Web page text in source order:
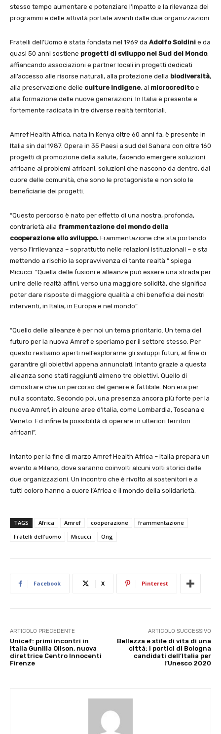
stesso tempo aumentare e potenziare l’impatto e la rilevanza dei
programmi e delle attività portate avanti dalle due organizzazioni.
Fratelli dell’Uomo è stata fondata nel 1969 da Adolfo Soldini e da
quasi 50 anni sostiene progetti di sviluppo nel Sud del Mondo,
affiancando associazioni e partner locali in progetti dedicati
all’accesso alle risorse naturali, alla protezione della biodiversità,
alla preservazione delle culture indigene, al microcreditoe
alla formazione delle nuove generazioni. In Italia è presente e
fortemente radicata in tre diverse realtà territoriali.
Amref Health Africa, nata in Kenya oltre 60 anni fa, è presente in
Italia sin dal 1987. Opera in 35 Paesi a sud del Sahara con oltre 160
progetti di promozione della salute, facendo emergere soluzioni
africane ai problemi africani, soluzioni che nascono da dentro, dal
cuore delle comunità, che sono le protagoniste e non solo le
beneficiarie dei progetti.
“Questo percorso è nato per effetto di una nostra, profonda,
contrarietà alla frammentazione del mondo della
cooperazione allo sviluppo. Frammentazione che sta portando
verso l’irrilevanza – soprattutto nelle relazioni istituzionali – e sta
mettendo a rischio la sopravvivenza di tante realtà ” spiega
Micucci. “Quella delle fusioni e alleanze può essere una strada per
unire delle realtà affini, verso una maggiore solidità, che significa
poter dare risposte di maggiore qualità a chi beneficia dei nostri
interventi, in Italia, in Europa e nel mondo”.
“Quello delle alleanze è per noi un tema prioritario. Un tema del
futuro per la nuova Amref e speriamo per il settore stesso. Per
questo restiamo aperti nell’esplorarne gli sviluppi futuri, al fine di
garantire gli obiettivi appena annunciati. Intanto grazie a questa
alleanza sono stati raggiunti almeno tre obiettivi. Quello di
dimostrare che un percorso del genere è fattibile. Non era per
nulla scontato. Secondo poi, una presenza ancora più forte per la
nuova Amref, in alcune aree d’Italia, come Lombardia, Toscana e
Veneto. Ed infine la possibilità di operare in ulteriori territori
africani”.
Intanto per la fine di marzo Amref Health Africa – Italia prepara un
evento a Milano, dove saranno coinvolti alcuni volti storici delle
due organizzazioni. Un incontro che è rivolto ai sostenitori e a
tutti coloro hanno a cuore l’Africa e il mondo della solidarietà.
TAGS Africa Amref cooperazione
frammentazione
Fratelli dell'uomo
Micucci Ong
Facebook X Pinterest
ARTICOLO PRECEDENTE
Unicef: primi incontri in
Italia Gunilla Ollson, nuova
direttrice Centro Innocenti
Firenze
ARTICOLO SUCCESSIVO
Bellezza e stile di vita di una
città: i portici di Bologna
candidati dell’Italia per
l’Unesco 2020